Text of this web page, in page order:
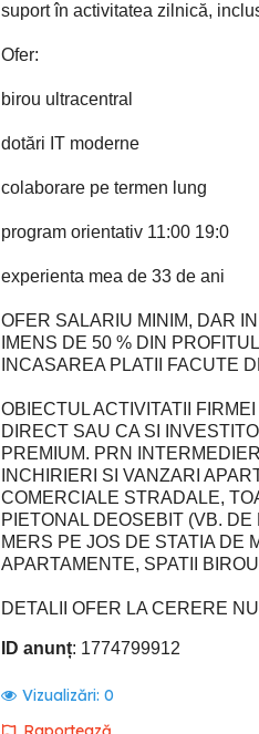
suport în activitatea zilnică,
Ofer:
birou ultracentral
dotări IT moderne
colaborare pe termen lung
program orientativ 11:00 19:0
experienta mea de 33 de ani
OFER SALARIU MINIM, DAR
IMENS DE 50 % DIN
INCASAREA PLATII FACUTE
OBIECTUL ACTIVITATII
DIRECT SAU CA SI
PREMIUM. PRN
INCHIRIERI SI VANZARI
COMERCIALE STRADALE,
PIETONAL DEOSEBIT (VB.
MERS PE JOS DE STATIA DE
APARTAMENTE, SPATII
DETALII OFER LA CERERE
ID anunț: 1774799912
Vizualizări: 0